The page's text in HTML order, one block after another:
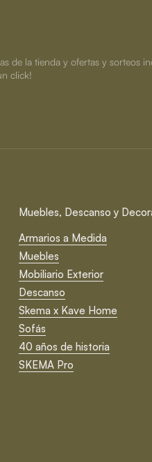
de la tienda y ofertas y sorteos
click!
Muebles, Descanso y
Armarios a Medida
Muebles
Mobiliario Exterior
Descanso
Skema x Kave Home
Sofás
40 años de historia
SKEMA Pro